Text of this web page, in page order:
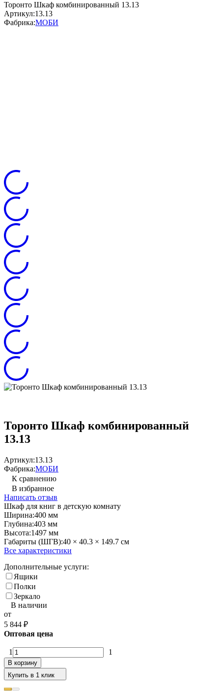
Торонто Шкаф комбинированный 13.13
Артикул:13.13
Фабрика:МОБИ
Торонто Шкаф комбинированный
13.13
Артикул:13.13
Фабрика:МОБИ
К сравнению
В избранное
Написать отзыв
Шкаф для книг в детскую комнату
Ширина:400 мм
Глубина:403 мм
Высота:1497 мм
Габариты (ШГВ):40 × 40.3 × 149.7 см
Все характеристики
Дополнительные услуги:
Ящики
Полки
Зеркало
В наличии
от
5 844 ₽
Оптовая цена
1 1
В корзину
Купить в 1 клик